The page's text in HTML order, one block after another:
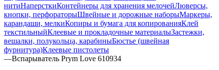
нитиНаперсткиКонтейнеры для хранения мелочейЛюверсы,
кнопки, перфораторыШвейные и дорожные наборыМаркеры,
карандаши, мелкиКопиры и бумага для копированияКлей
текстильныйКлеевые и прокладочные материалыЗастежки,
вешалки, полукольца, карабиныБюстье (швейная
фурнитура)Клеевые пистолеты
—Вспарыватель Prym Love 610934